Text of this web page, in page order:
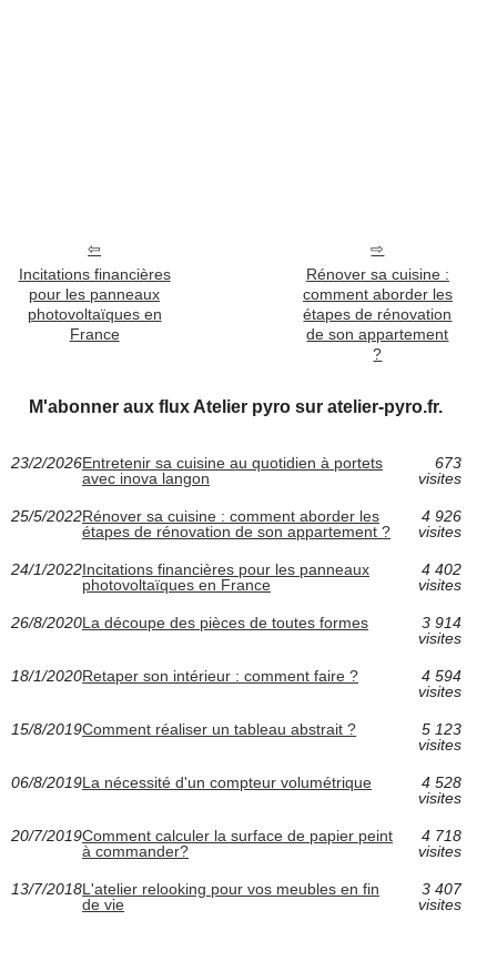
Incitations financières
pour les panneaux
photovoltaïques en
France
Rénover sa cuisine :
comment aborder les
étapes de rénovation
de son appartement
?
M'abonner aux flux Atelier pyro sur atelier-pyro.fr.
23/2/2026Entretenir sa cuisine au quotidien à portets
avec inova langon
673
visites
25/5/2022Rénover sa cuisine : comment aborder les
étapes de rénovation de son appartement ?
4 926
visites
24/1/2022Incitations financières pour les panneaux
photovoltaïques en France
4 402
visites
26/8/2020La découpe des pièces de toutes formes
3 914
visites
18/1/2020Retaper son intérieur : comment faire ?
4 594
visites
15/8/2019Comment réaliser un tableau abstrait ?
5 123
visites
06/8/2019La nécessité d'un compteur volumétrique
4 528
visites
20/7/2019Comment calculer la surface de papier peint
à commander?
4 718
visites
13/7/2018L'atelier relooking pour vos meubles en fin
de vie
3 407
visites